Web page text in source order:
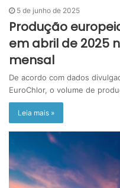
5 de junho de 2025
Produção
em abril de 2025
mensal
De acordo com dados
EuroChlor, o volume de
Leia mais »